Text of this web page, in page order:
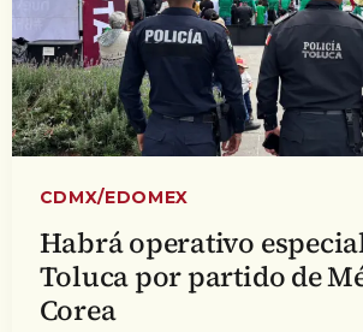
CDMX/EDOMEX
Habrá operativo
Toluca por partido de
Corea